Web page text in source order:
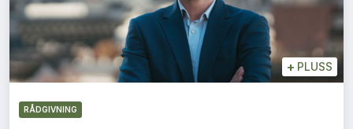
+ PLUSS
RÅDGIVNING